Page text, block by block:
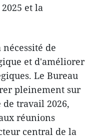
et la
de
et d'améliorer
Le Bureau
pleinement sur
travail 2026,
réunions
central de la